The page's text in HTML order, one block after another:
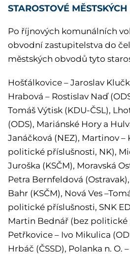
STAROSTOVÉ
Po říjnových komunálních
obvodní zastupitelstva do
městských obvodů tyto
Hošťálkovice – Jaroslav
Hrabová – Rostislav Naď
Tomáš Výtisk (KDU-ČSL),
(ODS), Mariánské Hory a
Janáčková (NEZ), Martinov –
politické příslušnosti, NK),
Juroška (KSČM), Moravská
Petra Bernfeldová
Bahr (KSČM), Nová Ves
politické příslušnosti, SNK
Martin Bednář (bez politické
Petřkovice – Ivo Mikulica
Hrbáč (ČSSD), Polanka n. O.